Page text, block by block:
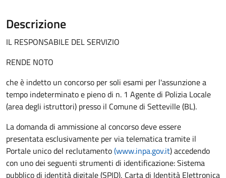
Descrizione
IL RESPONSABILE DEL SERVIZIO
RENDE NOTO
che è indetto un concorso per soli esami per l'assunzione a
tempo indeterminato e pieno di n. 1 Agente di Polizia Locale
(area degli istruttori) presso il Comune di Setteville (BL).
La domanda di ammissione al concorso deve essere
presentata esclusivamente per via telematica tramite il
Portale unico del reclutamento(www.inpa.gov.it) accedendo
con uno dei seguenti strumenti di identificazione: Sistema
pubblico di identità digitale (SPID), Carta di Identità Elettronica